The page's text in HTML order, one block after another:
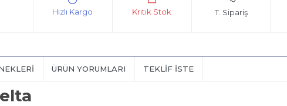
T. Sipariş
ÜRÜN YORUMLARI TEKLIF İSTE